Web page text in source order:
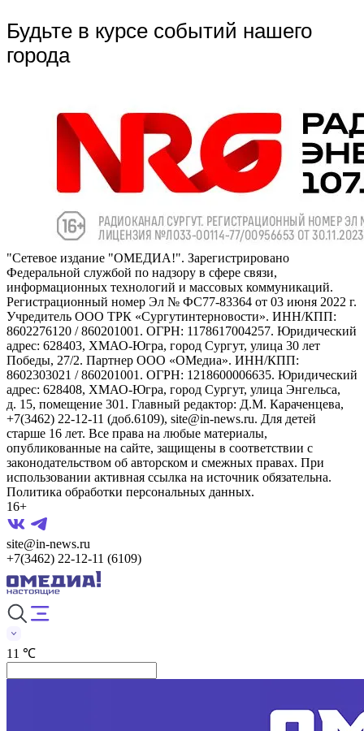
Будьте в курсе событий нашего
города
"Сетевое издание "ОМЕДИА!". Зарегистрировано
Федеральной службой по надзору в сфере связи,
информационных технологий и массовых коммуникаций.
Регистрационный номер Эл № ФС77-83364 от 03 июня 2022 г.
Учредитель ООО ТРК «Сургутинтерновости». ИНН/КПП:
8602276120 / 860201001. ОГРН: 1178617004257. Юридический
адрес: 628403, ХМАО-Югра, город Сургут, улица 30 лет
Победы, 27/2. Партнер ООО «ОМедиа». ИНН/КПП:
8602303021 / 860201001. ОГРН: 1218600006635. Юридический
адрес: 628408, ХМАО-Югра, город Сургут, улица Энгельса,
д. 15, помещение 301. Главный редактор: Д.М. Караченцева,
+7(3462) 22-12-11 (доб.6109), site@in-news.ru. Для детей
старше 16 лет. Все права на любые материалы,
опубликованные на сайте, защищены в соответствии с
законодательством об авторском и смежных правах. При
использовании активная ссылка на источник обязательна.
Политика обработки персональных данных.
16+
site@in-news.ru
+7(3462) 22-12-11 (6109)
11 ℃